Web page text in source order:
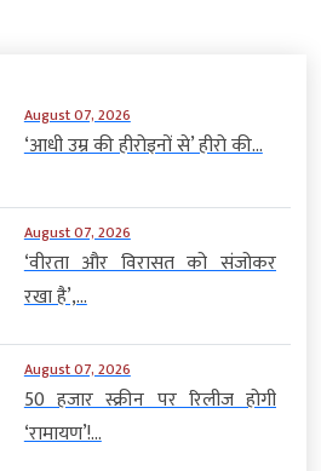
August 07, 2026
‘आधी उम्र की हीरोइनों से’ हीरो की...
August 07, 2026
‘वीरता और विरासत को संजोकर
रखा है’,...
August 07, 2026
50 हजार स्क्रीन पर रिलीज होगी
‘रामायण’!...